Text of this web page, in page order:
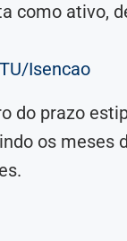
como ativo,
Isencao
do prazo
os meses